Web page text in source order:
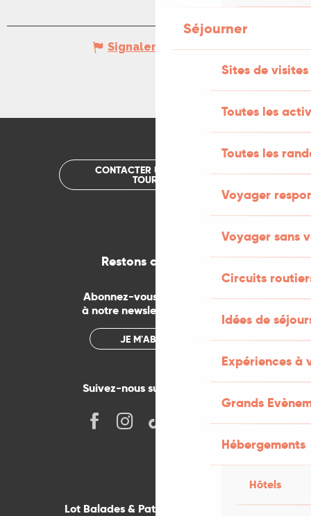
Séjourner
Sites de visites
Toutes les
Toutes les
Voyager
Voyager sans
Circuits
Idées de
Expériences à
Grands
Hébergements
Hôtels
Signaler une erreur
CONTACTER UN OFFICE DE
TOURISME
Restons connectés
Abonnez-vous gratuitement
à notre newsletter mensuelle
JE M'ABONNE
Suivez-nous sur les réseaux !
Lot Balades & Patrimoines sur votre